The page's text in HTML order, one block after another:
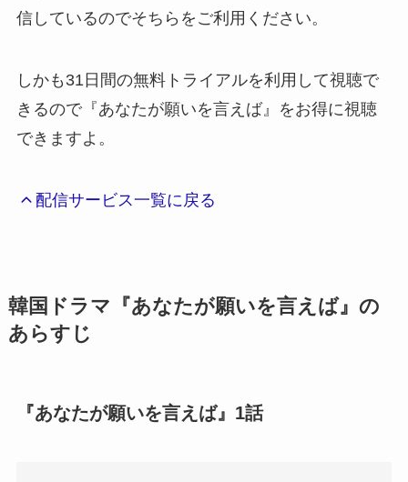
信しているのでそちらをご利用ください。
しかも31日間の無料トライアルを利用して視聴で
きるので『あなたが願いを言えば』をお得に視聴
できますよ。
配信サービス一覧に戻る
韓国ドラマ『あなたが願いを言えば』の
あらすじ
『あなたが願いを言えば』1話